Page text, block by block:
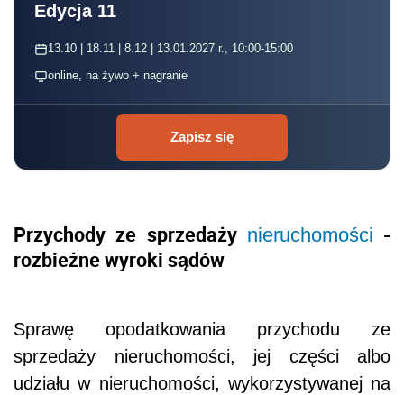
Edycja 11
13.10 | 18.11 | 8.12 | 13.01.2027 r., 10:00-15:00
online, na żywo + nagranie
Zapisz się
Przychody ze sprzedaży nieruchomości -
rozbieżne wyroki sądów
Sprawę opodatkowania przychodu ze
sprzedaży nieruchomości, jej części albo
udziału w nieruchomości, wykorzystywanej na